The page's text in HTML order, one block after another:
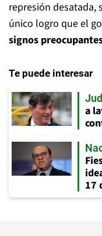
represión desatada,
único logro que el
signos
Te puede interesar
a
17